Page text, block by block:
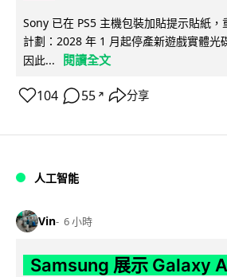
Sony 已在 PS5 主機包裝加貼提示貼紙
計劃：2028 年 1 月起停產新遊戲實體光
因此...
閱讀全文
104 55 ↗ 分享
人工智能
Vin 6 小時
Samsung 展示 Galaxy